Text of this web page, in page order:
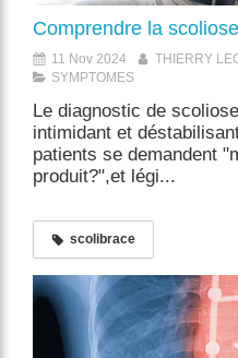
Comprendre la
11 Nov 2024
THIERRY
SYMPTOMES
Le diagnostic de
intimidant et
patients se demandent
produit?",et légi...
scolibrace